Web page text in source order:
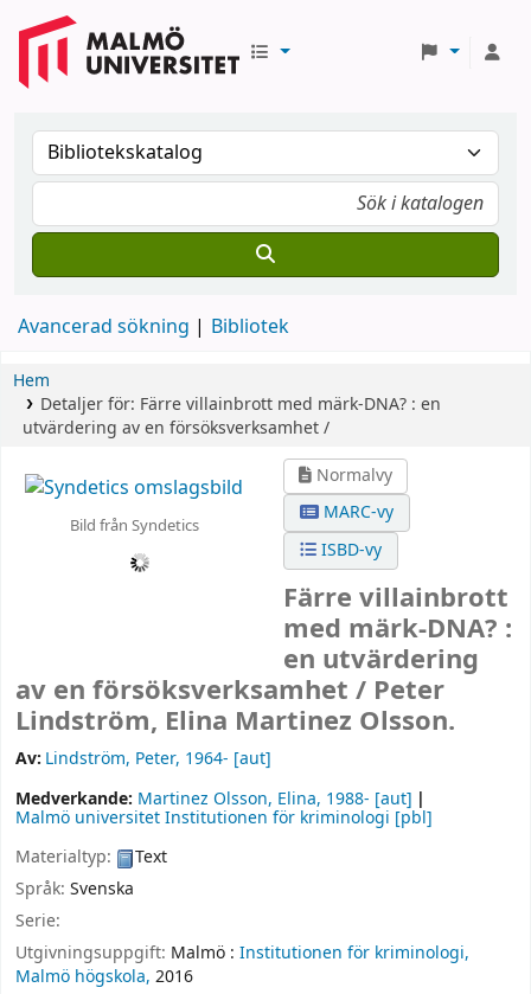
Avancerad sökning Bibliotek
Hem
Detaljer för: Färre villainbrott med märk-DNA? : en
utvärdering av en försöksverksamhet /
Bild från Syndetics
Normalvy
MARC-vy
ISBD-vy
Färre villainbrott
med märk-DNA? :
en utvärdering
av en försöksverksamhet / Peter
Lindström, Elina Martinez Olsson.
Av: Lindström, Peter, 1964- [aut]
Medverkande: Martinez Olsson, Elina, 1988- [aut]
Malmö universitet Institutionen för kriminologi [pbl]
Materialtyp:
Text
Språk: Svenska
Serie:
Utgivningsuppgift: Malmö : Institutionen för kriminologi,
Malmö högskola, 2016